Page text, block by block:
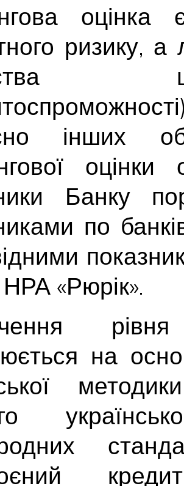
ризику,
інших
оцінки
Банку
по
«Рюрік».
на